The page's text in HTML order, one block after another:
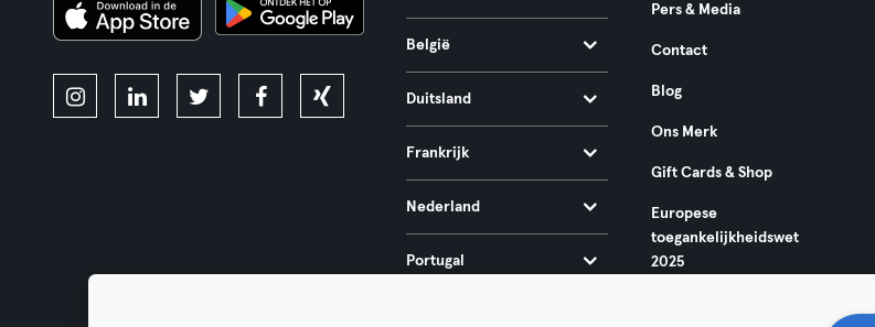
België
Duitsland
Frankrijk
Nederland
Portugal
Pers & Media
Contact
Blog
Ons Merk
Gift Cards & Shop
Europese
toegankelijkheidswet
2025